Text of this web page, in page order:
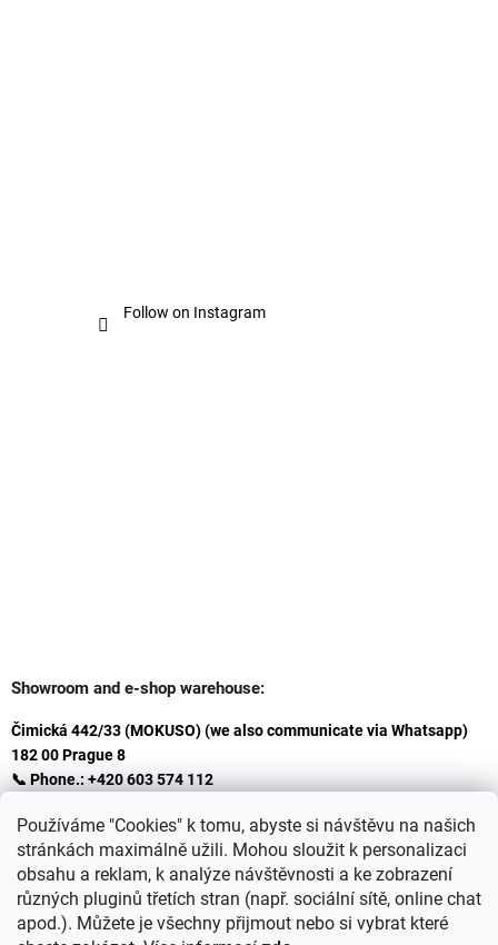
Používáme "Cookies" k tomu, abyste si návštěvu na našich
stránkách maximálně užili. Mohou sloužit k personalizaci
obsahu a reklam, k analýze návštěvnosti a ke zobrazení
různých pluginů třetích stran (např. sociální sítě, online chat
apod.). Můžete je všechny přijmout nebo si vybrat které
Follow on Instagram
Showroom and e-shop warehouse:
Čimická 442/33 (MOKUSO) (we also communicate via Whatsapp)
182 00 Prague 8
📞 Phone.: +420 603 574 112